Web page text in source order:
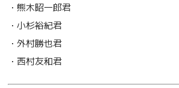
・熊木昭一郎君
・小杉裕紀君
・外村勝也君
・西村友和君